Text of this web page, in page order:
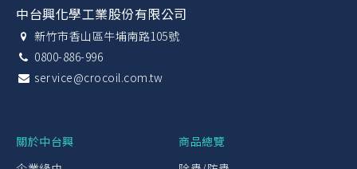
中台興化學工業股份有限公司
新竹市香山區牛埔南路105號
0800-886-996
service@crocoil.com.tw
關於中台興
商品總覽